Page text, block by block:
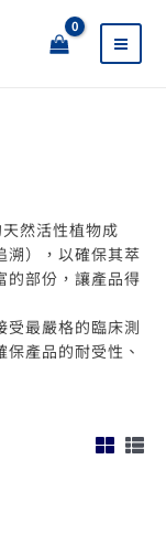
然活性植物成
溯），以確保其萃
的部份，讓產品得
受最嚴格的臨床測
產品的耐受性、